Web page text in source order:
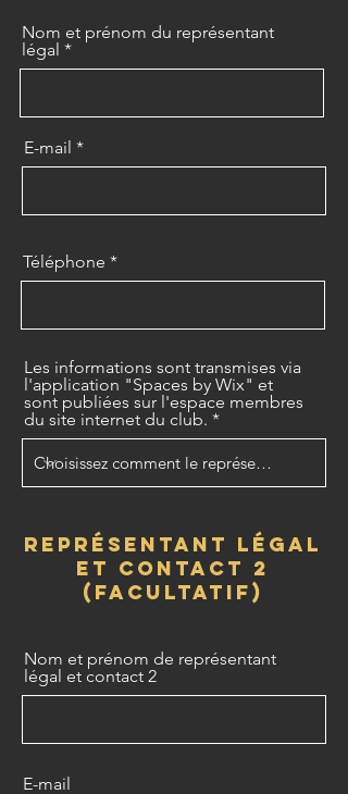
Nom et prénom du représentant
légal
E-mail
Téléphone
Les informations sont transmises via
l'application "Spaces by Wix" et
sont publiées sur l'espace membres
du site internet du club.
représentant légal
et contact 2
(facultatif)
Nom et prénom de représentant
légal et contact 2
E-mail